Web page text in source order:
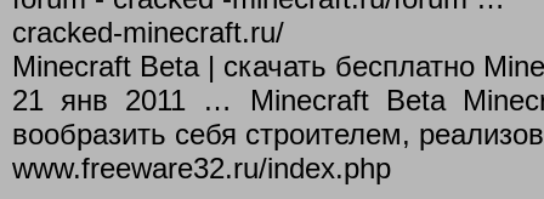
cracked-minecraft.ru/
Minecraft Beta | скачать бесплатно
21 янв 2011 … Minecraft Beta
вообразить себя строителем,
www.freeware32.ru/index.php